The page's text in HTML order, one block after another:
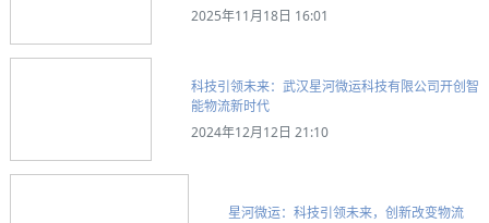
2025年11月18日 16:01
科技引领未来：武汉星河微运科技有限公司开创智
能物流新时代
2024年12月12日 21:10
星河微运：科技引领未来，创新改变物流